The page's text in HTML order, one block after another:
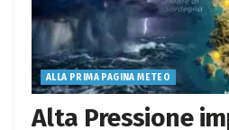
ALLA PRIMA PAGINA METEO
Alta Pressione